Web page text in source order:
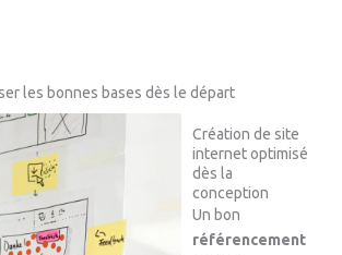
les bonnes bases dès le départ
Création de site
internet optimisé
dès la
conception
Un bon
référencement